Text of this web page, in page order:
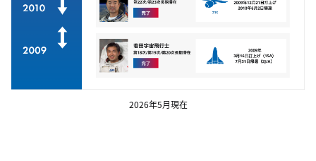
2026年5月現在